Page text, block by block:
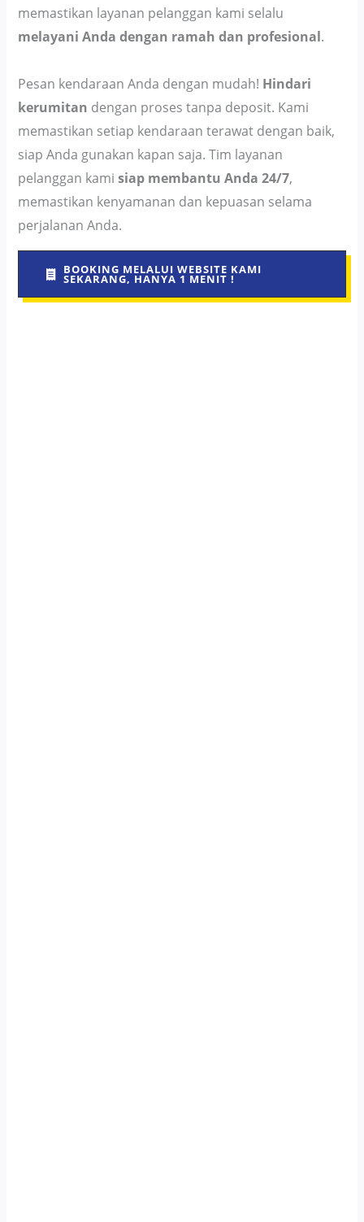
memastikan layanan pelanggan kami selalu
melayani Anda dengan ramah dan profesional.
Pesan kendaraan Anda dengan mudah! Hindari
kerumitan dengan proses tanpa deposit. Kami
memastikan setiap kendaraan terawat dengan baik,
siap Anda gunakan kapan saja. Tim layanan
pelanggan kamisiap membantu Anda 24/7,
memastikan kenyamanan dan kepuasan selama
perjalanan Anda.
BOOKING MELALUI WEBSITE KAMI
SEKARANG, HANYA 1 MENIT !